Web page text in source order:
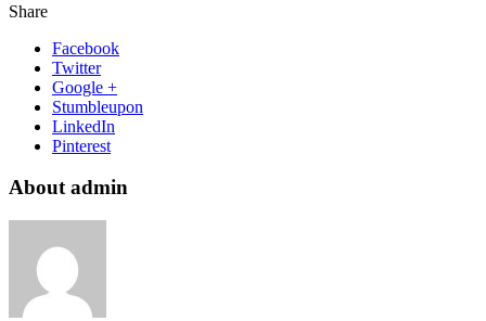
Share
Facebook
Twitter
Google +
Stumbleupon
LinkedIn
Pinterest
About admin